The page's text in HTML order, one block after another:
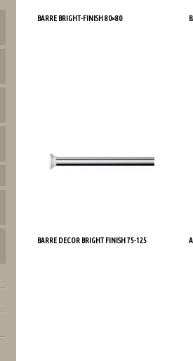
BARRE BRIGHT-FINISH 80×80
BARRE DECOR BRIGHT FINISH 75-125